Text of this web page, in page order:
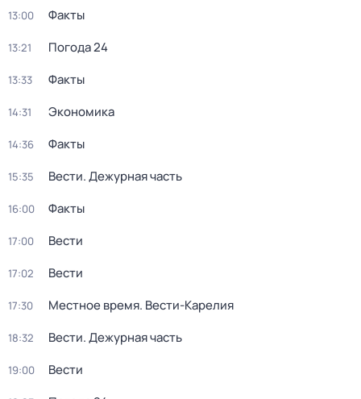
13:00 Факты
13:21 Погода 24
13:33 Факты
14:31 Экономика
14:36 Факты
15:35 Вести. Дежурная часть
16:00 Факты
17:00 Вести
17:02 Вести
17:30 Местное время. Вести-Карелия
18:32 Вести. Дежурная часть
19:00 Вести